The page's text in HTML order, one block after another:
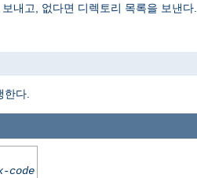
내고, 없다면 디렉토리 목록을 보낸다.
한다.
code